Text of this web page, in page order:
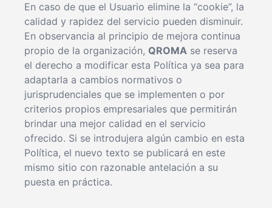
En caso de que el Usuario elimine la “cookie”, la
calidad y rapidez del servicio pueden disminuir.
En observancia al principio de mejora continua
propio de la organización, QROMA se reserva
el derecho a modificar esta Política ya sea para
adaptarla a cambios normativos o
jurisprudenciales que se implementen o por
criterios propios empresariales que permitirán
brindar una mejor calidad en el servicio
ofrecido. Si se introdujera algún cambio en esta
Política, el nuevo texto se publicará en este
mismo sitio con razonable antelación a su
puesta en práctica.